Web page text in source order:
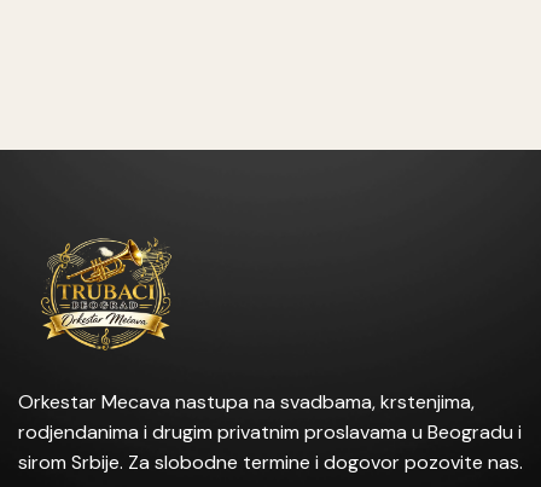
Orkestar Mecava nastupa na svadbama, krstenjima,
rodjendanima i drugim privatnim proslavama u Beogradu i
sirom Srbije. Za slobodne termine i dogovor pozovite nas.